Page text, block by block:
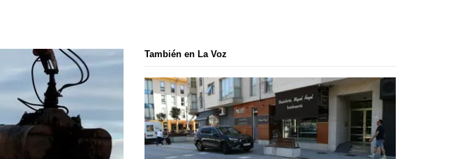
También en La Voz